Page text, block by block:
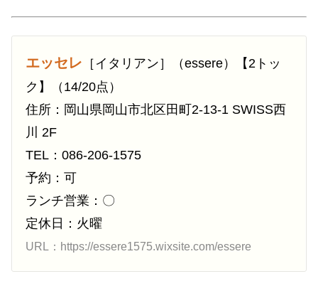
エッセレ ［イタリアン］（essere）【2トッ
ク】（14/20点）
住所：岡山県岡山市北区田町2-13-1 SWISS西
川 2F
TEL：086-206-1575
予約：可
ランチ営業：〇
定休日：火曜
URL：https://essere1575.wixsite.com/essere